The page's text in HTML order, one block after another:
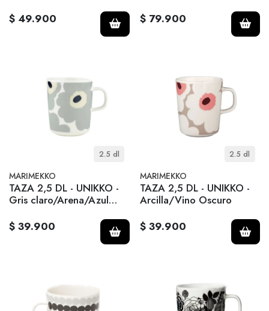
$ 49.900
$ 79.900
2.5 dl
MARIMEKKO
TAZA 2,5 DL - UNIKKO -
Gris claro/Arena/Azul
$ 39.900
2.5 dl
MARIMEKKO
TAZA 2,5 DL - UNIKKO -
Arcilla/Vino Oscuro
$ 39.900